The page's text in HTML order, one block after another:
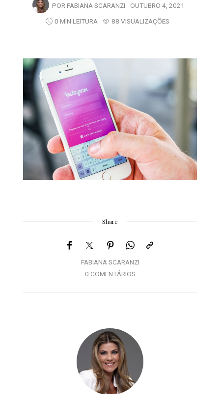
POR FABIANA SCARANZI OUTUBRO 4, 2021
0 MIN LEITURA
88 VISUALIZAÇÕES
Share
FABIANA SCARANZI
0 COMENTÁRIOS